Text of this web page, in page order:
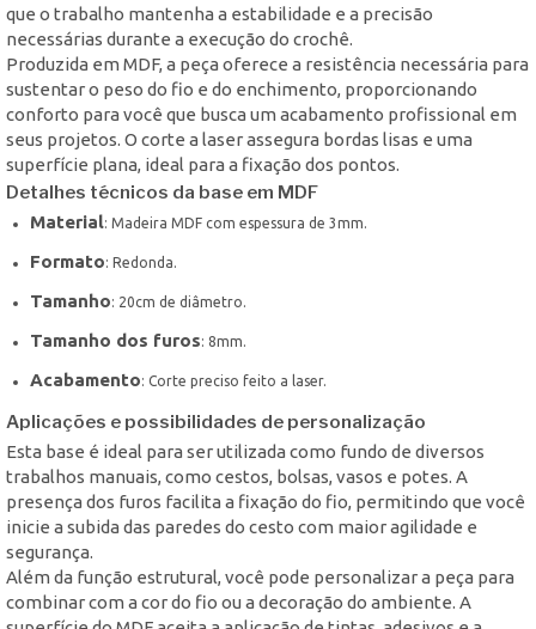
que o trabalho mantenha a estabilidade e a precisão
necessárias durante a execução do crochê.
Produzida em MDF, a peça oferece a resistência necessária para
sustentar o peso do fio e do enchimento, proporcionando
conforto para você que busca um acabamento profissional em
seus projetos. O corte a laser assegura bordas lisas e uma
superfície plana, ideal para a fixação dos pontos.
Detalhes técnicos da base em MDF
Material: Madeira MDF com espessura de 3mm.
Formato: Redonda.
Tamanho: 20cm de diâmetro.
Tamanho dos furos: 8mm.
Acabamento: Corte preciso feito a laser.
Aplicações e possibilidades de personalização
Esta base é ideal para ser utilizada como fundo de diversos
trabalhos manuais, como cestos, bolsas, vasos e potes. A
presença dos furos facilita a fixação do fio, permitindo que você
inicie a subida das paredes do cesto com maior agilidade e
segurança.
Além da função estrutural, você pode personalizar a peça para
combinar com a cor do fio ou a decoração do ambiente. A